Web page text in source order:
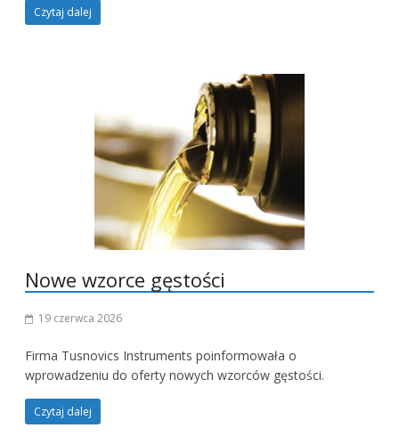
Czytaj dalej
Nowe wzorce gęstości
19 czerwca 2026
Firma Tusnovics Instruments poinformowała o
wprowadzeniu do oferty nowych wzorców gęstości.
Czytaj dalej